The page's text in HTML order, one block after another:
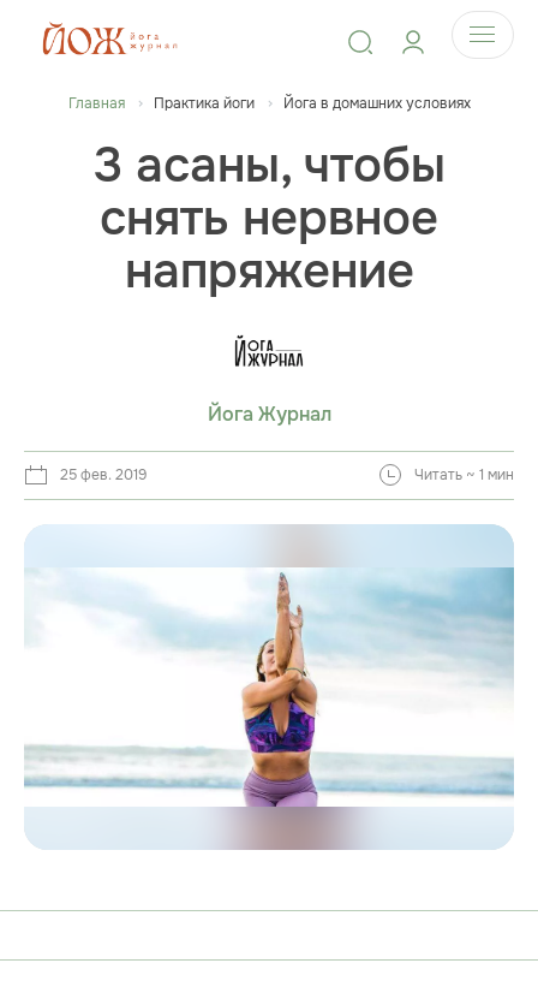
Главная Практика йоги Йога в домашних условиях
3 асаны, чтобы
снять нервное
напряжение
Йога Журнал
25 фев. 2019 Читать ~ 1 мин